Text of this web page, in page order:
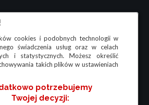
cookies i podobnych technologii w
świadczenia usług oraz w celach
i statystycznych. Możesz określić
takich plików w ustawieniach
potrzebujemy
Twojej decyzji: